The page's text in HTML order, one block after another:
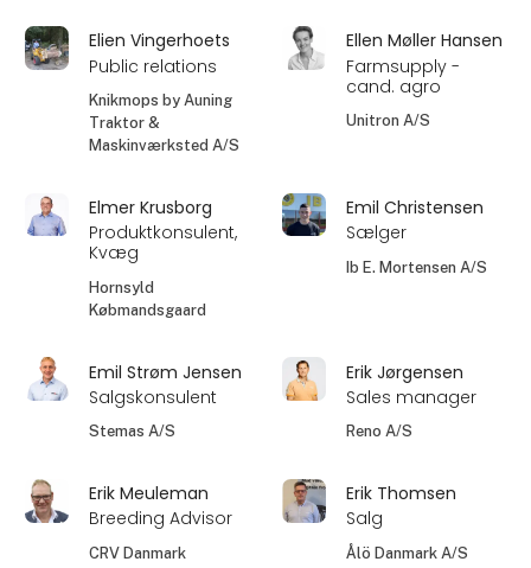
Elien Vingerhoets
Public relations
Knikmops by Auning
Traktor &
Maskinværksted A/S
Ellen Møller Hansen
Farmsupply -
cand. agro
Unitron A/S
Elmer Krusborg
Produktkonsulent,
Kvæg
Hornsyld
Købmandsgaard
Emil Christensen
Sælger
Ib E. Mortensen A/S
Emil Strøm Jensen
Salgskonsulent
Stemas A/S
Erik Jørgensen
Sales manager
Reno A/S
Erik Meuleman
Breeding Advisor
CRV Danmark
Erik Thomsen
Salg
Ålö Danmark A/S